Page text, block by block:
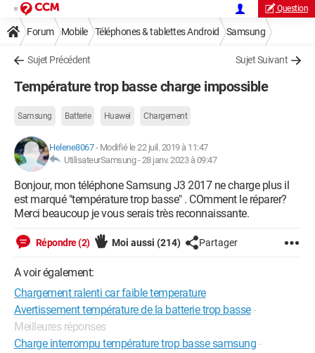
Question
Forum Mobile Téléphones & tablettes Android Samsung
Sujet Précédent Sujet Suivant
Température trop basse charge impossible
Samsung Batterie Huawei Chargement
Helene8067- Modifié le 22 juil. 2019 à 11:47
UtilisateurSamsung -28 janv. 2023 à 09:47
Bonjour, mon téléphone Samsung J3 2017 ne charge plus il
est marqué "température trop basse" . COmment le réparer?
Merci beaucoup je vous serais très reconnaissante.
Répondre (2) Moi aussi (214) Partager
A voir également:
Chargement ralenti car faible temperature
Avertissement température de la batterie trop basse-
Meilleures réponses
Charge interrompu température trop basse samsung -